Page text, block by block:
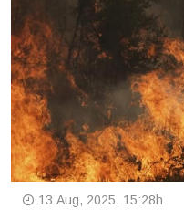
13 Aug, 2025. 15:28h